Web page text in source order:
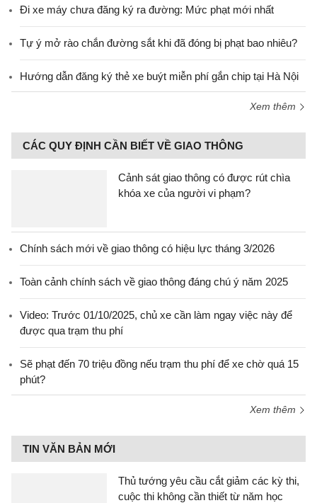
Đi xe máy chưa đăng ký ra đường: Mức phạt mới nhất
Tự ý mở rào chắn đường sắt khi đã đóng bị phạt bao nhiêu?
Hướng dẫn đăng ký thẻ xe buýt miễn phí gắn chip tại Hà Nội
Xem thêm
CÁC QUY ĐỊNH CẦN BIẾT VỀ GIAO THÔNG
Cảnh sát giao thông có được rút chìa
khóa xe của người vi phạm?
Chính sách mới về giao thông có hiệu lực tháng 3/2026
Toàn cảnh chính sách về giao thông đáng chú ý năm 2025
Video: Trước 01/10/2025, chủ xe cần làm ngay việc này để
được qua trạm thu phí
Sẽ phạt đến 70 triệu đồng nếu trạm thu phí để xe chờ quá 15
phút?
Xem thêm
TIN VĂN BẢN MỚI
Thủ tướng yêu cầu cắt giảm các kỳ thi,
cuộc thi không cần thiết từ năm học